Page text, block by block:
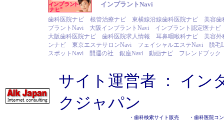
インプラントNavi
歯科医院ナビ 根管治療ナビ 東横線沿線歯科医院ナビ
美容歯
プラントNavi
大阪インプラントNavi
インプラント認定医ナビ
大阪歯科医院ナビ
歯科医院求人情報 耳鼻咽喉科ナビ
美容外
ンナビ
東京エステサロンNavi フェイシャルエステNavi
脱毛
スポットNavi
開運の社 銀座Navi 動画ナビ フレンドブック
サイト運営者 ： イン
クジャパン
・ 歯科検索サイト販売 ・ 歯科医院コ